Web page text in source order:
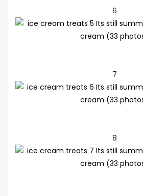
6
7
8